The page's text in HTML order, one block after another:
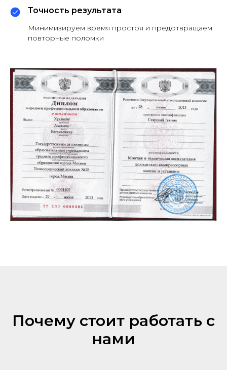
Точность результата
Минимизируем время простоя и предотвращаем
повторные поломки
Почему стоит работать с
нами